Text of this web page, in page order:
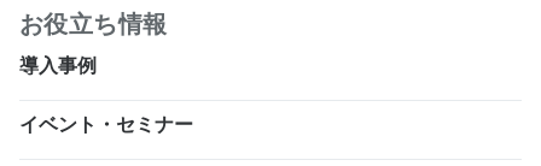
お役立ち情報
導入事例
イベント・セミナー